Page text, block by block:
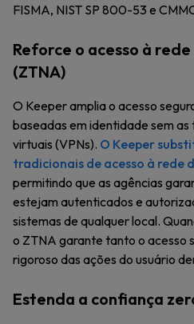
FISMA, NIST SP 800-53 e
Reforce o acesso à
(ZTNA)
O Keeper amplia o acesso
baseadas em identidade sem
virtuais (VPNs). O Keeper
tradicionais de acesso à rede
permitindo que as agências
estejam autenticados e
sistemas de qualquer local.
o ZTNA garante tanto o acesso
rigoroso das ações do usuário
Estenda a confiança